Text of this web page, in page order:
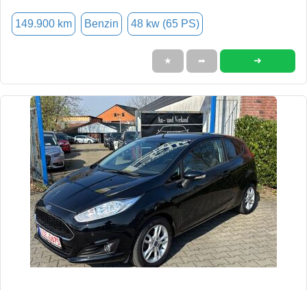
149.900 km Benzin 48 kw (65 PS)
★ ➦ ➜